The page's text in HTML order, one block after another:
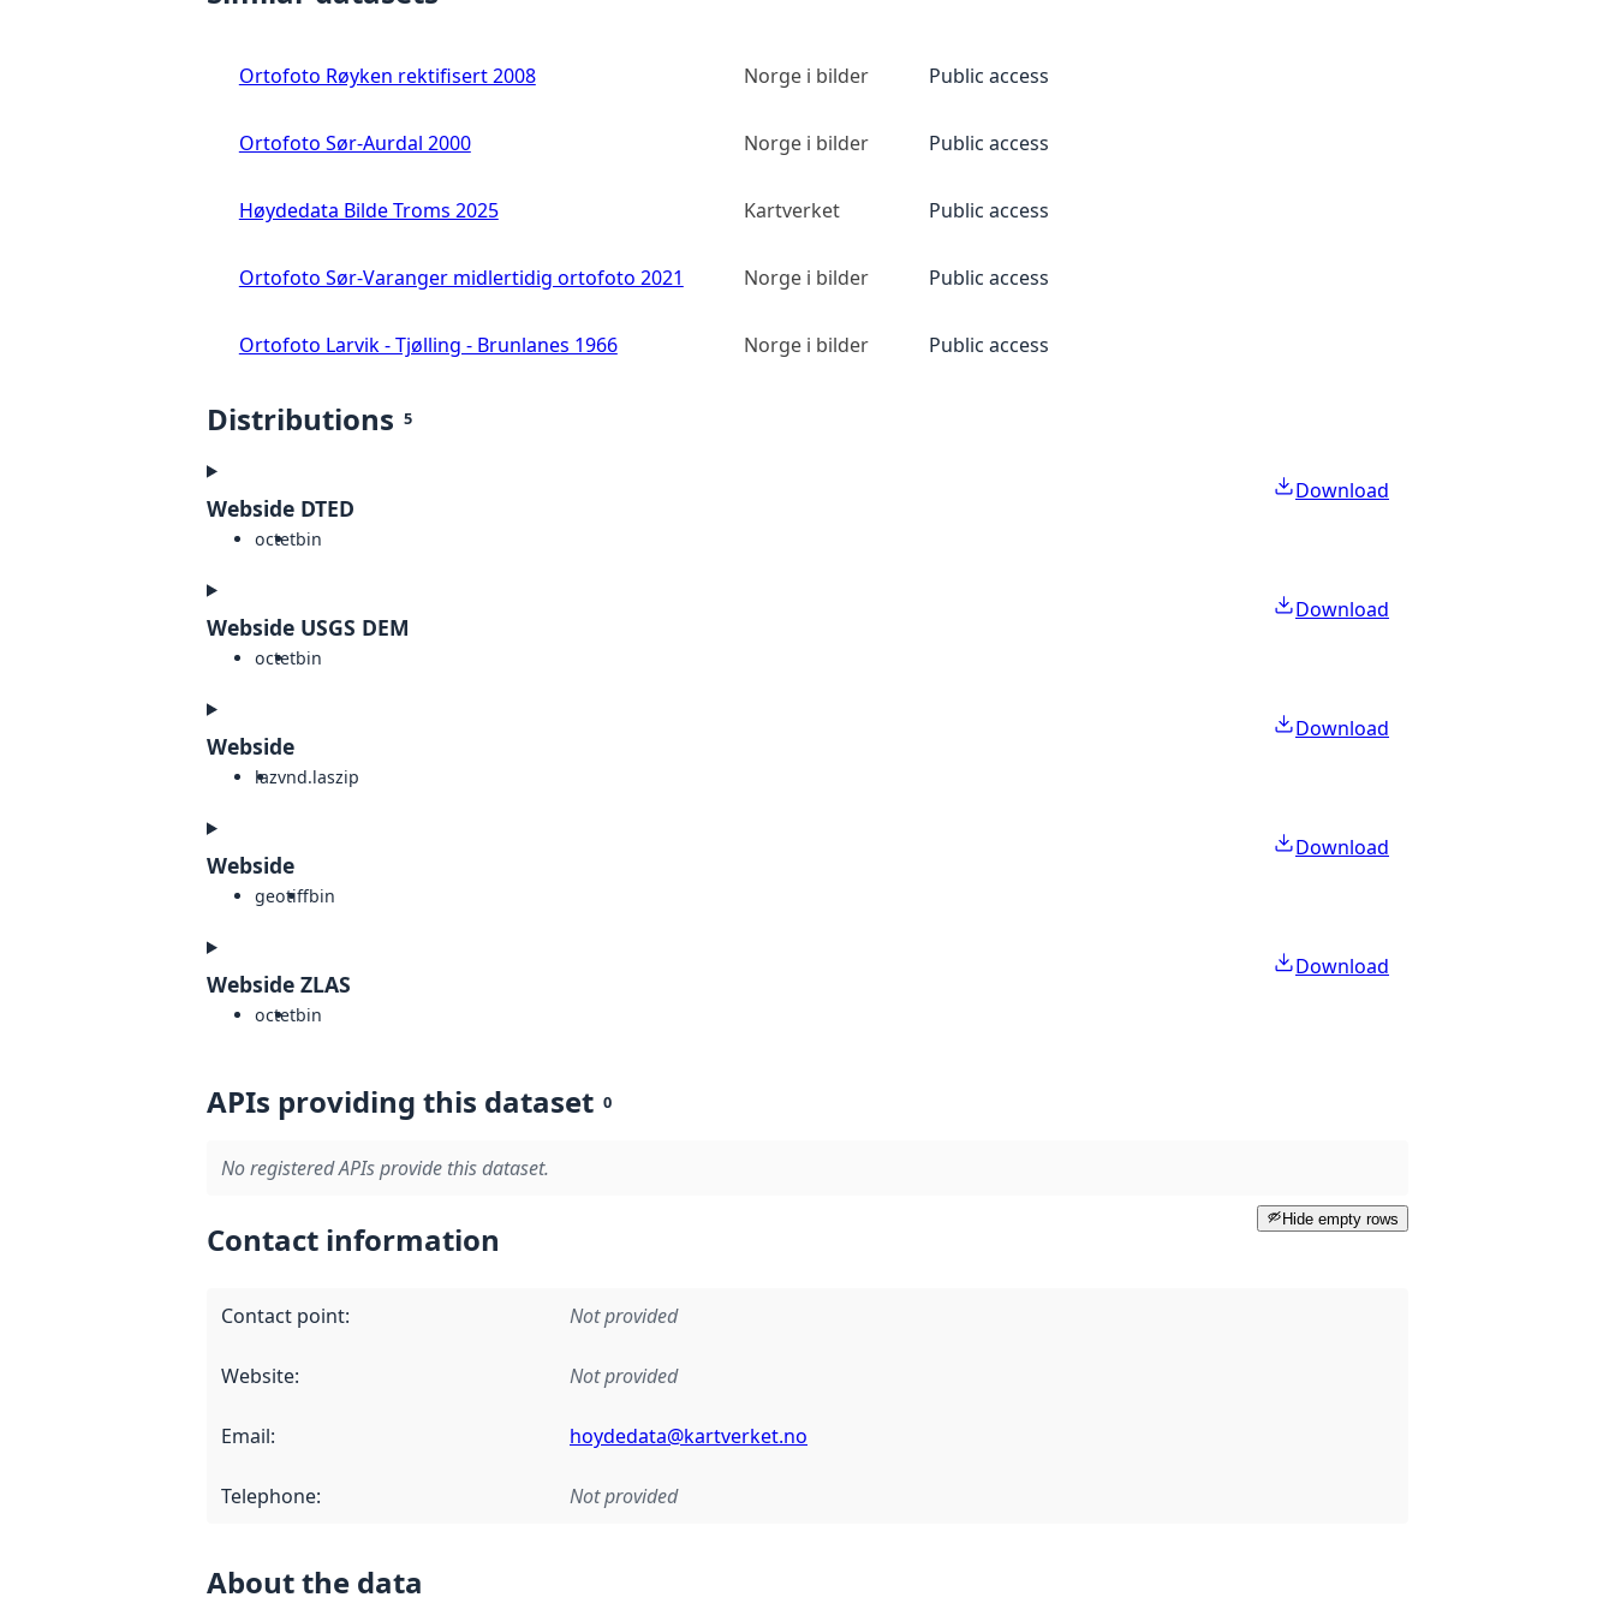
Ortofoto Røyken rektifisert 2008 Norge i bilder Public access
Ortofoto Sør-Aurdal 2000 Norge i bilder Public access
Høydedata Bilde Troms 2025 Kartverket Public access
Ortofoto Sør-Varanger midlertidig ortofoto 2021 Norge i bilder Public access
Ortofoto Larvik - Tjølling - Brunlanes 1966 Norge i bilder Public access
Distributions 5
Webside DTED
octetbin
Download
Webside USGS DEM
octetbin
Download
Webside
lazvnd.laszip
Download
Webside
geotiffbin
Download
Webside ZLAS
octetbin
Download
APIs providing this dataset 0
No registered APIs provide this dataset.
Hide empty rows
Contact information
Contact point: Not provided
Website: Not provided
Email: hoydedata@kartverket.no
Telephone: Not provided
About the data